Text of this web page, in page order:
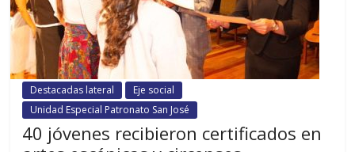
Destacadas lateral
Eje social
Unidad Especial Patronato San José
40 jóvenes recibieron certificados en